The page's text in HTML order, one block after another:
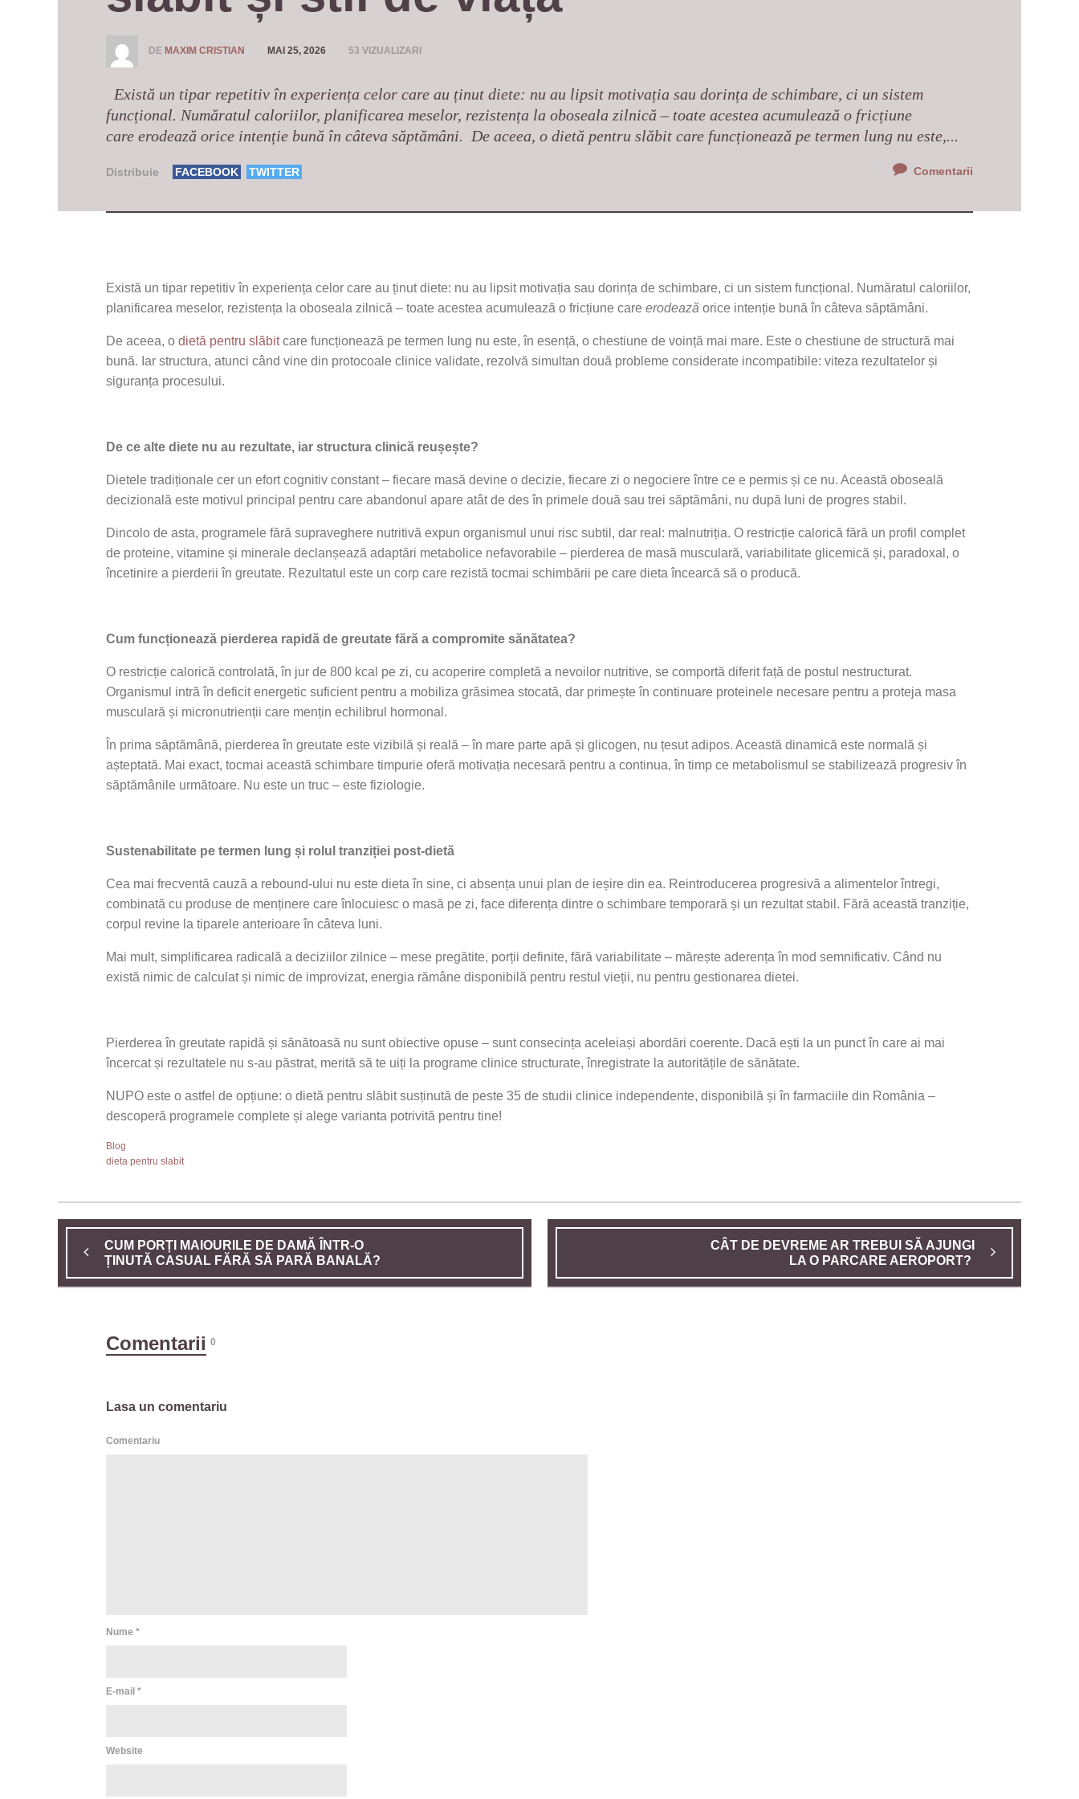
DE MAXIM CRISTIAN MAI 25, 2026 53 VIZUALIZARI
Există un tipar repetitiv în experiența celor care au ținut diete: nu au lipsit motivația sau dorința de schimbare, ci un sistem
funcțional. Număratul caloriilor, planificarea meselor, rezistența la oboseala zilnică – toate acestea acumulează o fricțiune
care erodează orice intenție bună în câteva săptămâni. De aceea, o dietă pentru slăbit care funcționează pe termen lung nu este,...
Distribuie FACEBOOK TWITTER Comentarii
Există un tipar repetitiv în experiența celor care au ținut diete: nu au lipsit motivația sau dorința de schimbare, ci un sistem funcțional. Număratul caloriilor,
planificarea meselor, rezistența la oboseala zilnică – toate acestea acumulează o fricțiune care erodează orice intenție bună în câteva săptămâni.
De aceea, o dietă pentru slăbitcare funcționează pe termen lung nu este, în esență, o chestiune de voință mai mare. Este o chestiune de structură mai
bună. Iar structura, atunci când vine din protocoale clinice validate, rezolvă simultan două probleme considerate incompatibile: viteza rezultatelor și
siguranța procesului.
De ce alte diete nu au rezultate, iar structura clinică reușește?
Dietele tradiționale cer un efort cognitiv constant – fiecare masă devine o decizie, fiecare zi o negociere între ce e permis și ce nu. Această oboseală
decizională este motivul principal pentru care abandonul apare atât de des în primele două sau trei săptămâni, nu după luni de progres stabil.
Dincolo de asta, programele fără supraveghere nutritivă expun organismul unui risc subtil, dar real: malnutriția. O restricție calorică fără un profil complet
de proteine, vitamine și minerale declanșează adaptări metabolice nefavorabile – pierderea de masă musculară, variabilitate glicemică și, paradoxal, o
încetinire a pierderii în greutate. Rezultatul este un corp care rezistă tocmai schimbării pe care dieta încearcă să o producă.
Cum funcționează pierderea rapidă de greutate fără a compromite sănătatea?
O restricție calorică controlată, în jur de 800 kcal pe zi, cu acoperire completă a nevoilor nutritive, se comportă diferit față de postul nestructurat.
Organismul intră în deficit energetic suficient pentru a mobiliza grăsimea stocată, dar primește în continuare proteinele necesare pentru a proteja masa
musculară și micronutrienții care mențin echilibrul hormonal.
În prima săptămână, pierderea în greutate este vizibilă și reală – în mare parte apă și glicogen, nu țesut adipos. Această dinamică este normală și
așteptată. Mai exact, tocmai această schimbare timpurie oferă motivația necesară pentru a continua, în timp ce metabolismul se stabilizează progresiv în
săptămânile următoare. Nu este un truc – este fiziologie.
Sustenabilitate pe termen lung și rolul tranziției post-dietă
Cea mai frecventă cauză a rebound-ului nu este dieta în sine, ci absența unui plan de ieșire din ea. Reintroducerea progresivă a alimentelor întregi,
combinată cu produse de menținere care înlocuiesc o masă pe zi, face diferența dintre o schimbare temporară și un rezultat stabil. Fără această tranziție,
corpul revine la tiparele anterioare în câteva luni.
Mai mult, simplificarea radicală a deciziilor zilnice – mese pregătite, porții definite, fără variabilitate – mărește aderența în mod semnificativ. Când nu
există nimic de calculat și nimic de improvizat, energia rămâne disponibilă pentru restul vieții, nu pentru gestionarea dietei.
Pierderea în greutate rapidă și sănătoasă nu sunt obiective opuse – sunt consecința aceleiași abordări coerente. Dacă ești la un punct în care ai mai
încercat și rezultatele nu s-au păstrat, merită să te uiți la programe clinice structurate, înregistrate la autoritățile de sănătate.
NUPO este o astfel de opțiune: o dietă pentru slăbit susținută de peste 35 de studii clinice independente, disponibilă și în farmaciile din România –
descoperă programele complete și alege varianta potrivită pentru tine!
Blog
dieta pentru slabit
CUM PORȚI MAIOURILE DE DAMĂ ÎNTR-O
ȚINUTĂ CASUAL FĂRĂ SĂ PARĂ BANALĂ?
CÂT DE DEVREME AR TREBUI SĂ AJUNGI
LA O PARCARE AEROPORT?
Comentarii 0
Lasa un comentariu
Comentariu
Nume *
E-mail *
Website